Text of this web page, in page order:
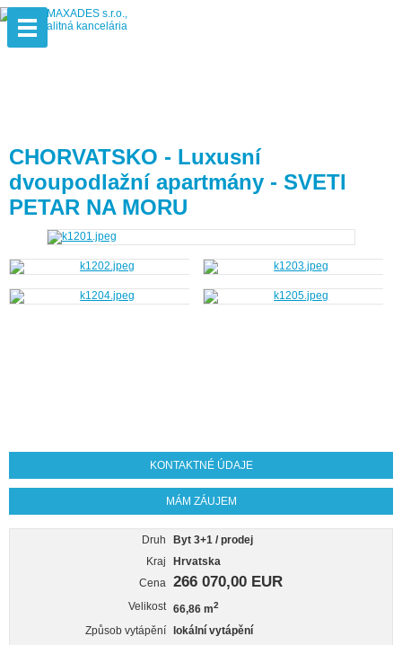
CHORVATSKO - Luxusní
dvoupodlažní apartmány - SVETI
PETAR NA MORU
KONTAKTNÉ ÚDAJE
MÁM ZÁUJEM
Druh
Byt 3+1 / prodej
Kraj
Hrvatska
Cena 266 070,00 EUR
Velikost 66,86 m2
Způsob vytápění
lokální vytápění